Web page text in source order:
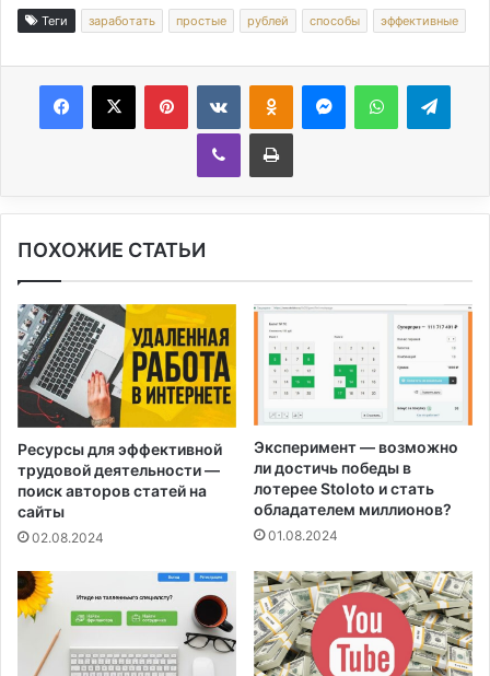
Теги заработать простые рублей способы эффективные
ПОХОЖИЕ СТАТЬИ
Ресурсы для эффективной
трудовой деятельности —
поиск авторов статей на
сайты
02.08.2024
Эксперимент — возможно
ли достичь победы в
лотерее Stoloto и стать
обладателем миллионов?
01.08.2024